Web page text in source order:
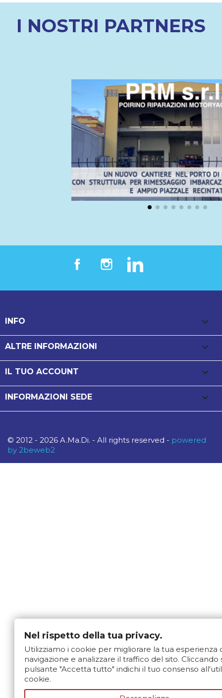
I NOSTRI PARTNERS
FacebookInstagram
INFO 
ALTRE INFORMAZIONI 
IL TUO ACCOUNT 
INFORMAZIONI SEDE keyboard_arrow_down
© 2012 - 2026 A.Ma.Di. - All rights reserved - powered
by 2beweb2
Nel rispetto della tua privacy.
Utilizziamo i cookie per migliorare la tua esperienza
navigazione e analizzare il traffico del sito. Cliccando
pulsante "Accetta tutto" indichi il tuo consenso
cookie.